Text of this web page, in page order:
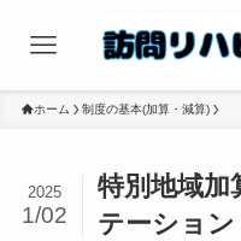
ホーム 制度の基本(加算・減算)
特別地域加
テーション
2025
1/02